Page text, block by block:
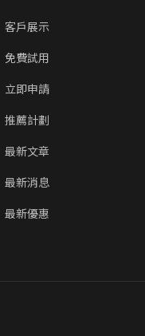
客戶展示
免費試用
立即申請
推薦計劃
最新文章
最新消息
最新優惠